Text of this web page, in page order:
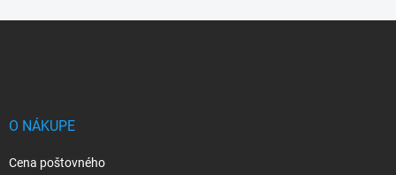
O NÁKUPE
Cena poštovného